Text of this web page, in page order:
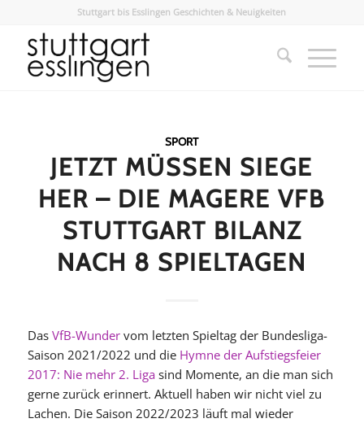
Stuttgart bis Esslingen Geschichten & Neuigkeiten
SPORT
JETZT MÜSSEN SIEGE
HER – DIE MAGERE VFB
STUTTGART BILANZ
NACH 8 SPIELTAGEN
Das VfB-Wundervom letzten Spieltag der Bundesliga-
Saison 2021/2022 und die Hymne der Aufstiegsfeier
2017: Nie mehr 2. Ligasind Momente, an die man sich
gerne zurück erinnert. Aktuell haben wir nicht viel zu
Lachen. Die Saison 2022/2023 läuft mal wieder